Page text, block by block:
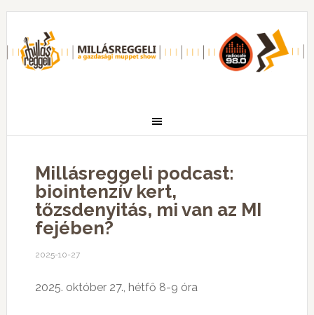
Millásreggeli podcast:
biointenzív kert,
tőzsdenyitás, mi van az MI
fejében?
2025-10-27
2025. október 27., hétfő 8-9 óra